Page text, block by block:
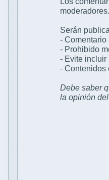
moderadores.
Serán
- Comentario
- Prohibido
- Evite incluir
- Contenidos
Debe saber
la opinión